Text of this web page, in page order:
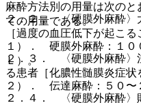
２．２． 〈硬膜外麻酔〉
［過度の血圧低下が起こる
２．３． 〈硬膜外麻酔〉
る患者［化膿性髄膜炎症状
２．４． 〈硬膜外麻酔〉
麻酔方法別の用量は次の
ての用量である。
１）． 硬膜外麻酔：１０
Ｌ）。
２）． 伝達麻酔：５０〜